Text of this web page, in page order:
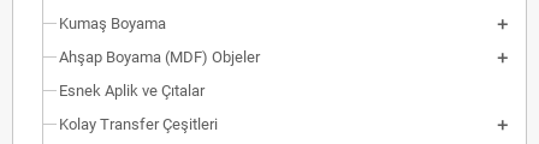
Kumaş Boyama
Ahşap Boyama (MDF) Objeler
Esnek Aplik ve Çıtalar
Kolay Transfer Çeşitleri